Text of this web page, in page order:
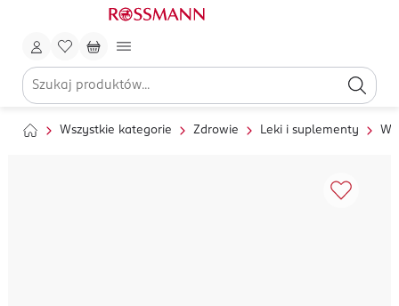
Wszystkie kategorie Zdrowie Leki i suplementy